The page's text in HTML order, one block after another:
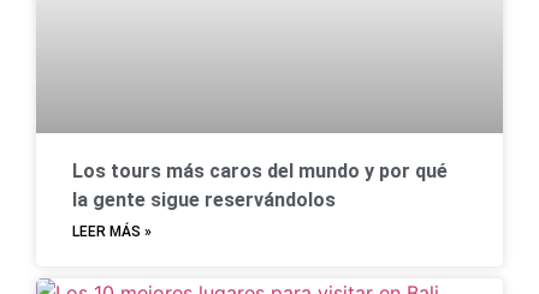
Los tours más caros del mundo y por qué
la gente sigue reservándolos
LEER MÁS »